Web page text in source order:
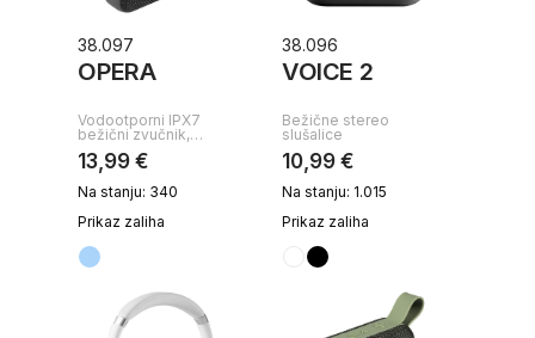
38.097
OPERA
Vodootporni IPX7
bežični zvučnik,…
13,99 €
Na stanju: 340
Prikaz zaliha
38.096
VOICE 2
Bežične stereo
slušalice
10,99 €
Na stanju: 1.015
Prikaz zaliha